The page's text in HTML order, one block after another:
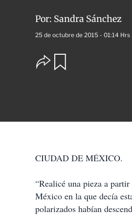
Por: Sandra Sánchez
25 de octubre de 2015 - 01:14 Hrs
O
p
s
o
p
a
r
t
CIUDAD DE MÉXICO.
“Realicé una pieza a
México en la que decía
polarizados habían